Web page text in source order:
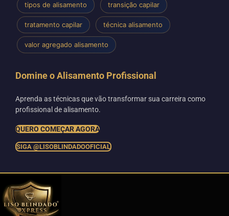
tipos de alisamento transição capilar
tratamento capilar técnica alisamento
valor agregado alisamento
Domine o Alisamento Profissional
Aprenda as técnicas que vão transformar sua carreira como
profissional de alisamento.
QUERO COMEÇAR AGORA
SIGA @LISOBLINDADOOFICIAL